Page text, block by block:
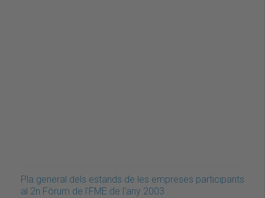
Pla general dels estands de les empreses participants
al 2n Fòrum de l'FME de l'any 2003